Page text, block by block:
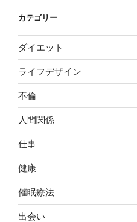
カテゴリー
ダイエット
ライフデザイン
不倫
人間関係
仕事
健康
催眠療法
出会い